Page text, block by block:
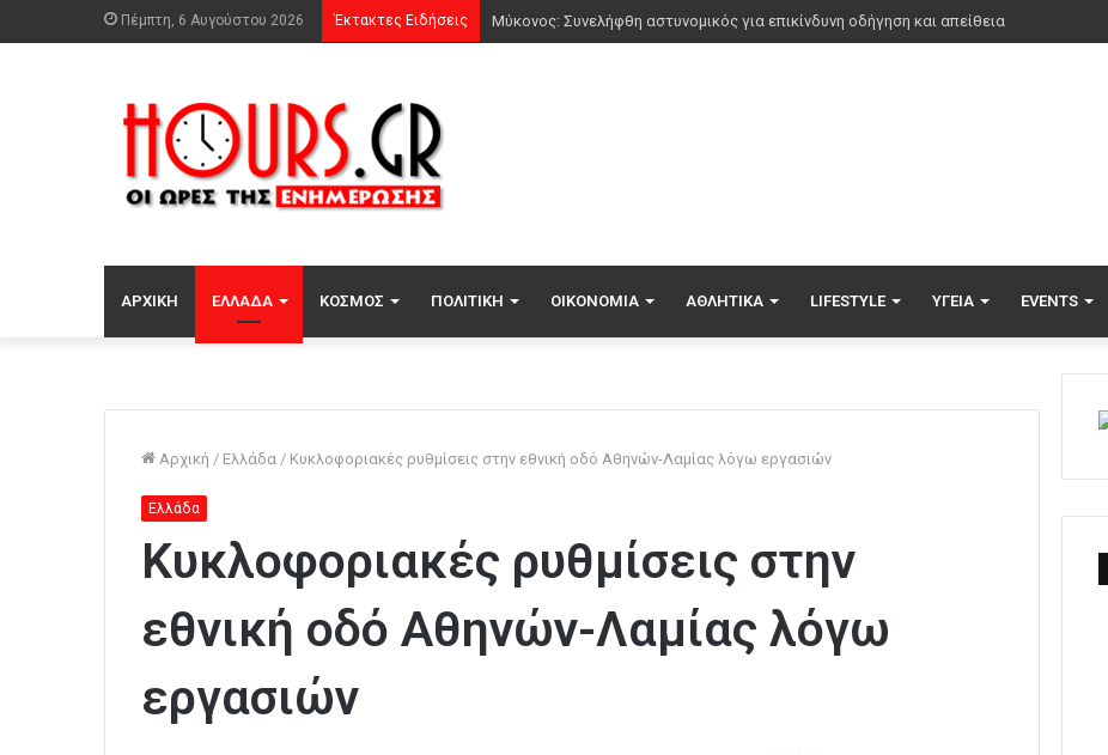
Πέμπτη, 6 Αυγούστου 2026 Έκτακτες Ειδήσεις
ΑΡΧΙΚΉ ΕΛΛΆΔΑ ΚΌΣΜΟΣ ΠΟΛΙΤΙΚΉ ΟΙΚΟΝΟΜΊΑ ΑΘΛΗΤΙΚΆ LIFESTYLE ΥΓΕΊΑ EVENTS
Αρχική / Ελλάδα / Κυκλοφοριακές ρυθμίσεις στην εθνική οδό Αθηνών-Λαμίας λόγω εργασιών
Ελλάδα
Κυκλοφοριακές ρυθμίσεις στην
εθνική οδό Αθηνών-Λαμίας λόγω
εργασιών